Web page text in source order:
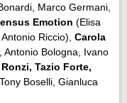
Marco Germani,
Emotion (Elisa
Antonio Riccio),Carola
Antonio Bologna, Ivano
Tazio Forte,
Boselli, Gianluca